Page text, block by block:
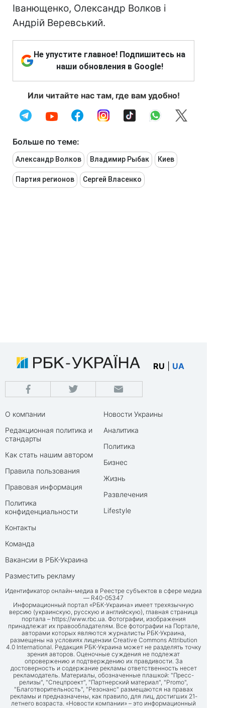
Іванющенко, Олександр Волков і
Андрій Веревський.
Не упустите главное! Подпишитесь на
наши обновления в Google!
Или читайте нас там, где вам удобно!
Больше по теме:
Александр Волков Владимир Рыбак Киев
Партия регионов Сергей Власенко
RU UA
О компании
Редакционная политика и
стандарты
Как стать нашим автором
Правила пользования
Правовая информация
Политика
конфиденциальности
Контакты
Команда
Вакансии в РБК-Украина
Разместить рекламу
Новости Украины
Аналитика
Политика
Бизнес
Жизнь
Развлечения
Lifestyle
Идентификатор онлайн-медиа в Реестре субъектов в сфере медиа
— R40-05347
Информационный портал «РБК-Украина» имеет трехязычную
версию (украинскую, русскую и английскую), главная страница
портала – https://www.rbc.ua. Фотографии, изображения
принадлежат их правообладателям. Все фотографии на Портале,
авторами которых являются журналисты РБК-Украина,
размещены на условиях лицензии Creative Commons Attribution
4.0 International. Редакция РБК-Украина может не разделять точку
зрения авторов. Оценочные суждения не подлежат
опровержению и подтверждению их правдивости. За
достоверность и содержание рекламы ответственность несет
рекламодатель. Материалы, обозначенные плашкой: "Пресс-
релизы", "Спецпроект", "Партнерский материал", "Promo",
"Благотворительность", "Резонанс" размещаются на правах
рекламы и предназначены, как правило, для лиц, достигших 21-
летнего возраста. «Новости компании» – это информационный